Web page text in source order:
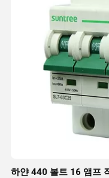
하얀 440 볼트 16 앰프